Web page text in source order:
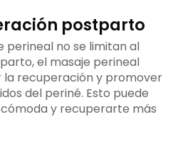
postparto
perineal no se limitan al
el masaje perineal
la recuperación y promover
del periné. Esto puede
y recuperarte más